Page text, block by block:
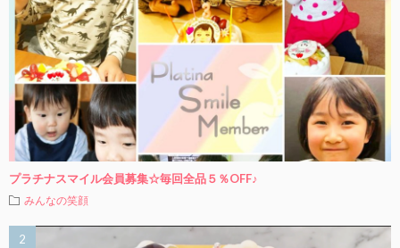
プラチナスマイル会員募集☆毎回全品５％OFF♪
みんなの笑顔